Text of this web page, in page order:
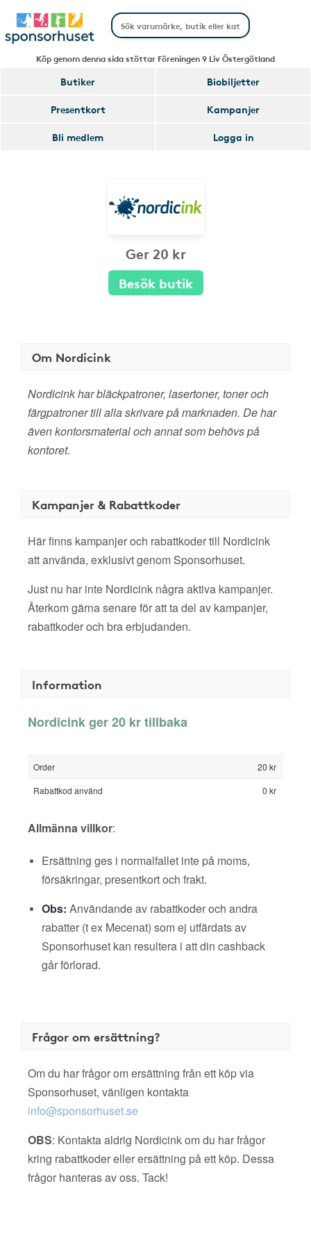
Köp genom denna sida stöttar Föreningen 9 Liv Östergötland
Butiker
Biobiljetter
Presentkort
Kampanjer
Bli medlem
Logga in
Ger 20 kr
Besök butik
Om Nordicink
Nordicink har bläckpatroner, lasertoner, toner och
färgpatroner till alla skrivare på marknaden. De har
även kontorsmaterial och annat som behövs på
kontoret.
Kampanjer & Rabattkoder
Här finns kampanjer och rabattkoder till Nordicink
att använda, exklusivt genom Sponsorhuset.
Just nu har inte Nordicink några aktiva kampanjer.
Återkom gärna senare för att ta del av kampanjer,
rabattkoder och bra erbjudanden.
Information
Nordicink ger 20 kr tillbaka
Order
20 kr
Rabattkod använd
0 kr
Allmänna villkor:
Ersättning ges i normalfallet inte på moms,
försäkringar, presentkort och frakt.
Obs: Användande av rabattkoder och andra
rabatter (t ex Mecenat) som ej utfärdats av
Sponsorhuset kan resultera i att din cashback
går förlorad.
Frågor om ersättning?
Om du har frågor om ersättning från ett köp via
Sponsorhuset, vänligen kontakta
info@sponsorhuset.se
OBS: Kontakta aldrig Nordicink om du har frågor
kring rabattkoder eller ersättning på ett köp. Dessa
frågor hanteras av oss. Tack!